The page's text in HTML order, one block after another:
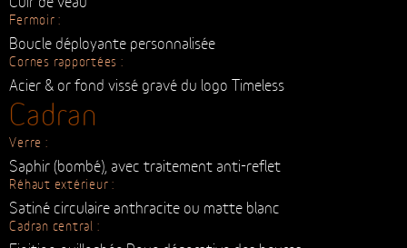
50 m
Cuir de veau
Boucle déployante personnalisée
Cornes rapportées :
Acier & or fond vissé gravé du logo Timeless
Cadran
Saphir (bombé), avec traitement anti-reflet